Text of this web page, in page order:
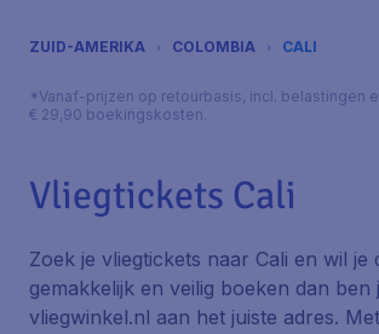
ZUID-AMERIKA COLOMBIA CALI
*Vanaf-prijzen op retourbasis, incl. belastingen
€ 29,90 boekingskosten.
Vliegtickets Cali
Zoek je vliegtickets naar Cali en wil je
gemakkelijk en veilig boeken dan ben
vliegwinkel.nl aan het juiste adres.